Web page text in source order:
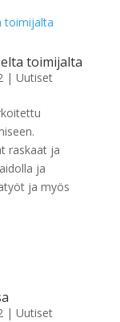
toimijalta
| Uutiset
raskaat ja
ja
ja myös
| Uutiset